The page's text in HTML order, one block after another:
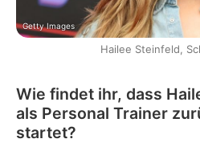
Getty Images
Hailee Steinfeld,
Wie findet ihr, dass
als Personal Trainer
startet?